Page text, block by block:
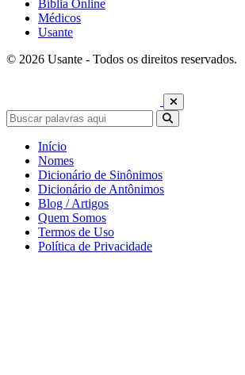
Bíblia Online
Médicos
Usante
© 2026 Usante - Todos os direitos reservados.
Início
Nomes
Dicionário de Sinônimos
Dicionário de Antônimos
Blog / Artigos
Quem Somos
Termos de Uso
Política de Privacidade